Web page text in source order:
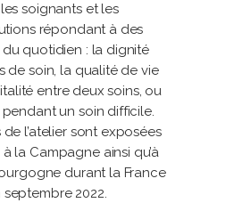
soignants et les
répondant à des
quotidien : la dignité
de soin, la qualité de vie
entre deux soins, ou
pendant un soin difficile.
l’atelier sont exposées
la Campagne ainsi qu’à
durant la France
2022.